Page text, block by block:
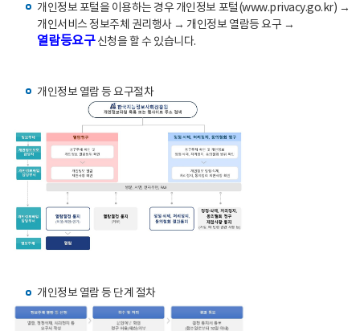
개인정보 포털을 이용하는 경우 개인정보 포털(www.privacy.go.kr) →
개인서비스 정보주체 권리행사 → 개인정보 열람등 요구 →
열람등요구신청을 할 수 있습니다.
개인정보 열람 등 요구절차
개인정보 열람 등 단계 절차